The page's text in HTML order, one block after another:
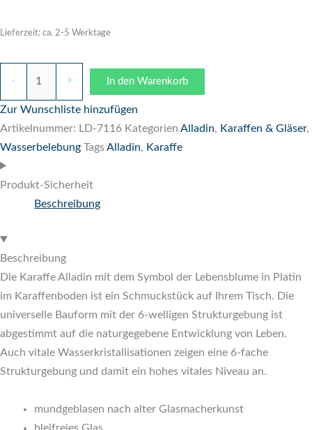
Lieferzeit: ca. 2-5 Werktage
- + In den Warenkorb
Zur Wunschliste hinzufügen
Artikelnummer: LD-7116 Kategorien Alladin, Karaffen & Gläser,
Wasserbelebung TagsAlladin, Karaffe
Produkt-Sicherheit
Beschreibung
Beschreibung
Die Karaffe Alladin mit dem Symbol der Lebensblume in Platin
im Karaffenboden ist ein Schmuckstück auf Ihrem Tisch. Die
universelle Bauform mit der 6-welligen Strukturgebung ist
abgestimmt auf die naturgegebene Entwicklung von Leben.
Auch vitale Wasserkristallisationen zeigen eine 6-fache
Strukturgebung und damit ein hohes vitales Niveau an.
mundgeblasen nach alter Glasmacherkunst
bleifreies Glas